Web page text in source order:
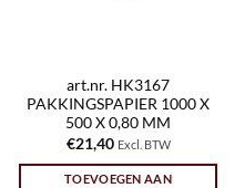
art.nr. HK3167
PAKKINGSPAPIER 1000 X
500 X 0,80 MM
€21,40 Excl. BTW
TOEVOEGEN AAN